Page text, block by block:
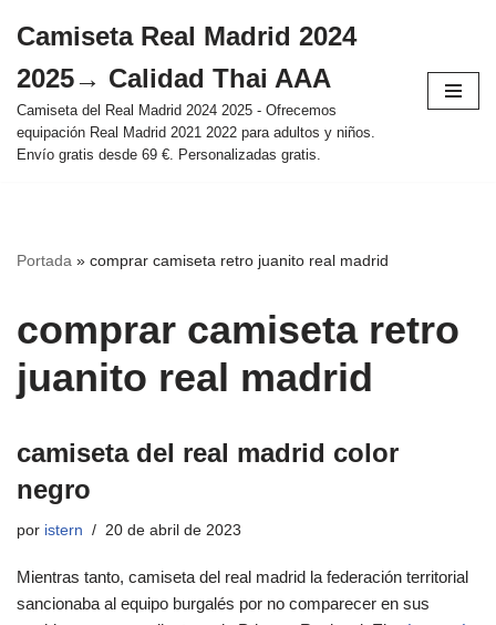
al
contenido
Camiseta Real Madrid 2024
2025→ Calidad Thai AAA
Camiseta del Real Madrid 2024 2025 - Ofrecemos
equipación Real Madrid 2021 2022 para adultos y niños.
Envío gratis desde 69 €. Personalizadas gratis.
Portada » comprar camiseta retro juanito real madrid
comprar camiseta retro
juanito real madrid
camiseta del real madrid color
negro
por istern 20 de abril de 2023
Mientras tanto, camiseta del real madrid la federación territorial
sancionaba al equipo burgalés por no comparecer en sus